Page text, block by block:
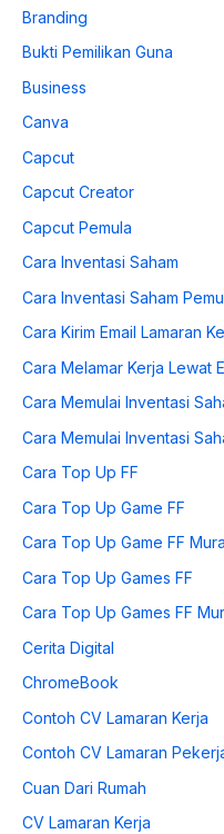
Branding
Bukti Pemilikan Guna
Business
Canva
Capcut
Capcut Creator
Capcut Pemula
Cara Inventasi Saham
Cara Inventasi Saham
Cara Kirim Email Lamaran
Cara Melamar Kerja Lewat
Cara Memulai Inventasi
Cara Memulai Inventasi
Cara Top Up FF
Cara Top Up Game FF
Cara Top Up Game FF
Cara Top Up Games FF
Cara Top Up Games FF
Cerita Digital
ChromeBook
Contoh CV Lamaran Kerja
Contoh CV Lamaran
Cuan Dari Rumah
CV Lamaran Kerja